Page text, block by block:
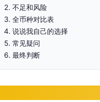
不足和风险
全币种对比表
说说我自己的选择
常见疑问
最终判断